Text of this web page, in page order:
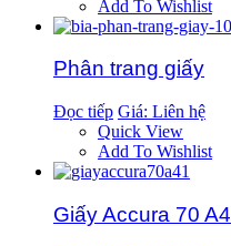
Add To Wishlist
Phân trang giấy
Đọc tiếp Giá: Liên hệ
Quick View
Add To Wishlist
Giấy Accura 70 A4